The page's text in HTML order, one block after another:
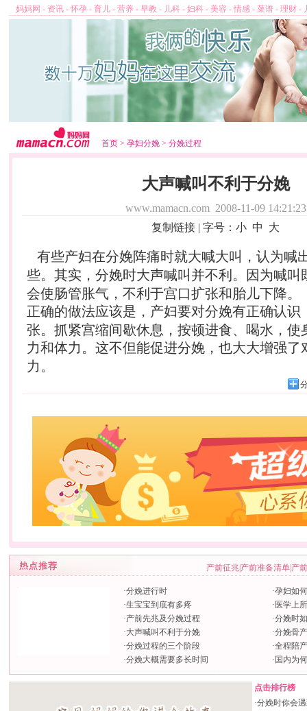
妈妈网 - 资讯 - 怀孕 - 育儿 - 营养 - 早教 - 儿科 - 妇科 - 美容 - 情感 - 菜谱 - 理财 -
首页 > 孕妇分娩 > 分娩过程
大声喊叫不利于分娩
www.mamacn.com 2008-11-09 14:21:23
复制链接 | 字号： 小 中 大
有些产妇在分娩阵痛时就大喊大叫，认为喊
些。其实， 分娩时大声喊叫并不利。因为喊叫
会使肠管胀气，不利于宫口扩张和胎儿下降。
正确的做法应该是，产妇要对分娩有正确认识
张。抓紧宫缩间歇休息，按顿进食、喝水，使
力和体力。这不但能促进分娩，也大大增强了
力。
产前征兆 产前准备清单 产
·分娩进行时
·生宝宝到底有多疼
·产前先兆及分娩过程
·大声喊叫不利于分娩
·分娩过程的三个阶段
·分娩大概需要多长时间
·孕妇如
· 医学上
·分娩时
·分娩骨
·全程陪产
· 国内为
点击排行榜
·分娩时你会